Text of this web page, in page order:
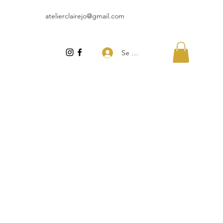
atelierclairejo@gmail.com
Se connecter